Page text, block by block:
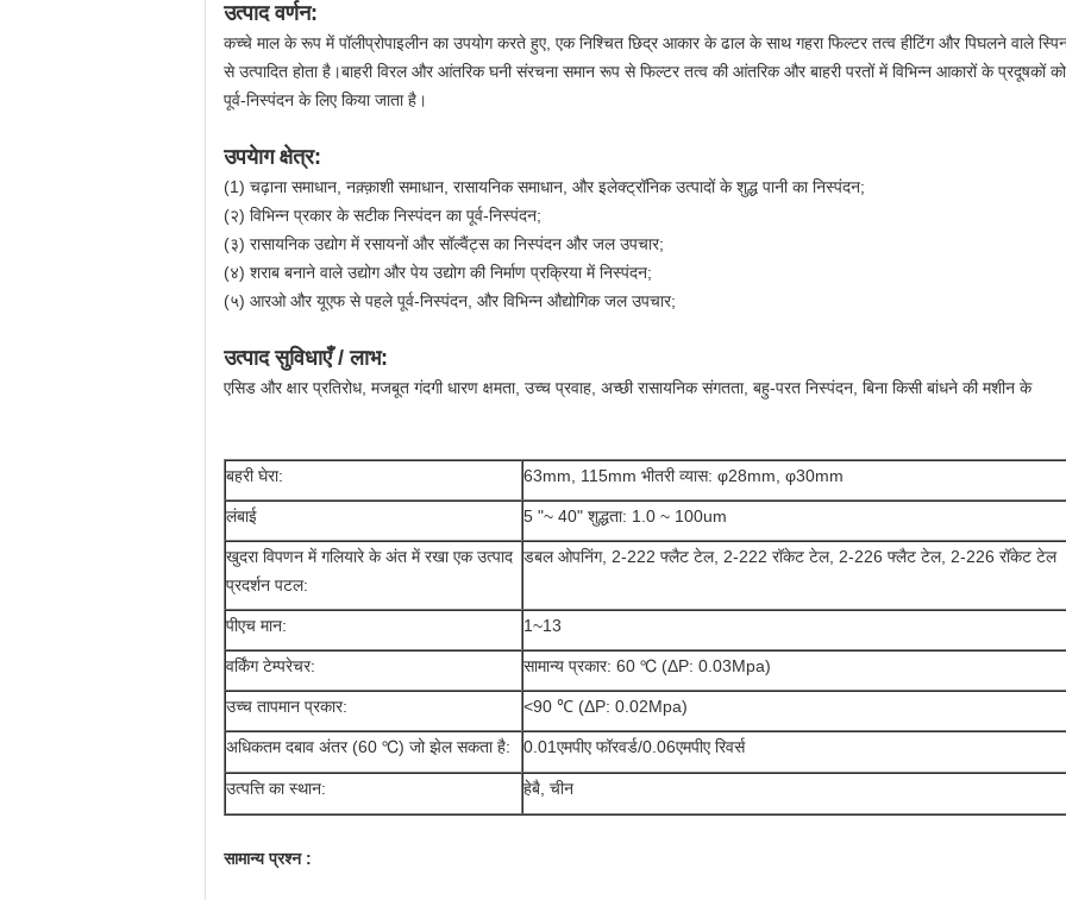
उत्पाद वर्णन:
कच्चे माल के रूप में पॉलीप्रोपाइलीन का उपयोग करते हुए, एक निश्चित छिद्र आकार के ढाल के साथ गहरा फिल्टर तत्व हीटिंग और पिघलने वाले
से उत्पादित होता है।बाहरी विरल और आंतरिक घनी संरचना समान रूप से फिल्टर तत्व की आंतरिक और बाहरी परतों में विभिन्न आकारों के प्रदूषकों
पूर्व-निस्पंदन के लिए किया जाता है।
उपयेाग क्षेत्र:
(1) चढ़ाना समाधान, नक़्क़ाशी समाधान, रासायनिक समाधान, और इलेक्ट्रॉनिक उत्पादों के शुद्ध पानी का निस्पंदन;
(२) विभिन्न प्रकार के सटीक निस्पंदन का पूर्व-निस्पंदन;
(३) रासायनिक उद्योग में रसायनों और सॉल्वैंट्स का निस्पंदन और जल उपचार;
(४) शराब बनाने वाले उद्योग और पेय उद्योग की निर्माण प्रक्रिया में निस्पंदन;
(५) आरओ और यूएफ से पहले पूर्व-निस्पंदन, और विभिन्न औद्योगिक जल उपचार;
उत्पाद सुविधाएँ / लाभ:
एसिड और क्षार प्रतिरोध, मजबूत गंदगी धारण क्षमता, उच्च प्रवाह, अच्छी रासायनिक संगतता, बहु-परत निस्पंदन, बिना किसी बांधने की मशीन के
बहरी घेरा: 63mm, 115mm भीतरी व्यास: φ28mm, φ30mm
लंबाई 5 "~ 40" शुद्धता: 1.0 ~ 100um
खुदरा विपणन में गलियारे के अंत में रखा एक उत्पाद
प्रदर्शन पटल:
डबल ओपनिंग, 2-222 फ्लैट टेल, 2-222 रॉकेट टेल, 2-226 फ्लैट टेल, 2-226 रॉकेट टेल
पीएच मान: 1~13
वर्किंग टेम्परेचर: सामान्य प्रकार: 60 ℃ (ΔP: 0.03Mpa)
उच्च तापमान प्रकार: <90 ℃ (ΔP: 0.02Mpa)
अधिकतम दबाव अंतर (60 ℃) जो झेल सकता है: 0.01एमपीए फॉरवर्ड/0.06एमपीए रिवर्स
उत्पत्ति का स्थान: हेबै, चीन
सामान्य प्रश्न :